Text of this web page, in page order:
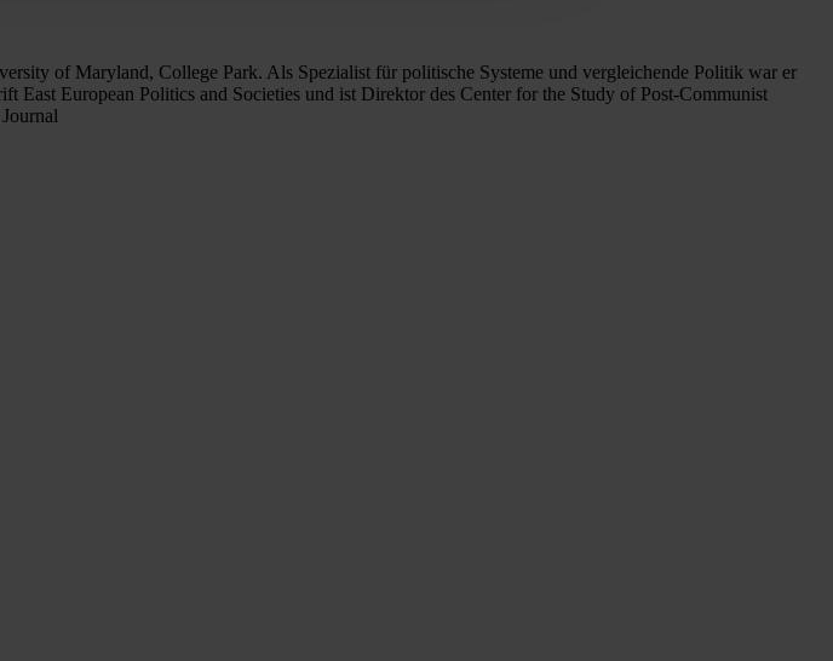
of Maryland, College Park. Als Spezialist für politische Systeme und vergleichende Politik war er
East European Politics and Societies und ist Direktor des Center for the Study of Post-Communist